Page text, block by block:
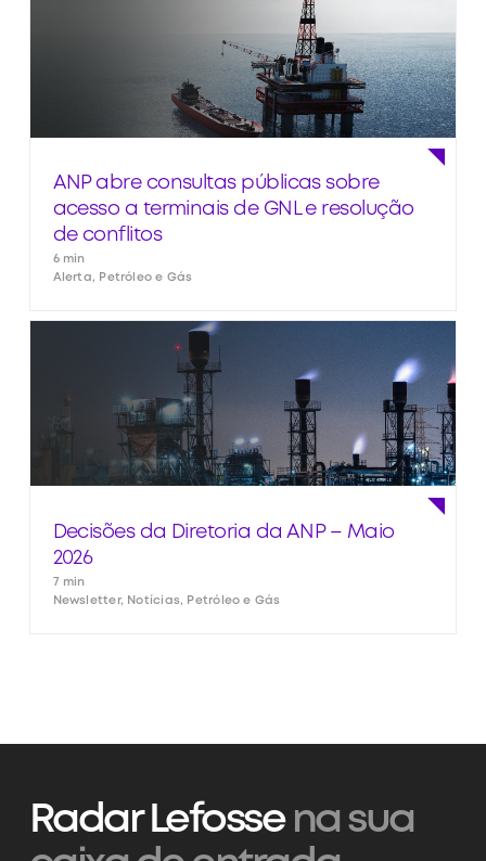
ANP abre consultas públicas sobre
acesso a terminais de GNL e resolução
de conflitos
6 min
Alerta, Petróleo e Gás
Decisões da Diretoria da ANP – Maio
2026
7 min
Newsletter, Notícias, Petróleo e Gás
Radar Lefossena sua